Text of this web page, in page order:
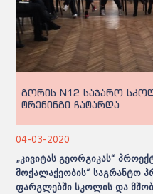
გორის N12 საჯარო
ტრენინგი ჩატარდა
04-03-2020
„კივიტას გეორგიკას“
მოქალაქეობის“ საგრანტო
ფარგლებში სკოლის და